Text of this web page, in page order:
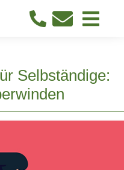
Selbständige: